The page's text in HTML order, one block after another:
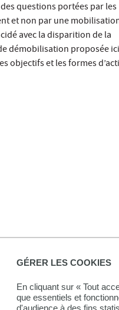
GÉRER LES COOKIES
En cliquant sur « Tout
que essentiels et
d'audience à des fins
questions portées par les
et non par une
avec la disparition de la
démobilisation proposée ici
objectifs et les formes